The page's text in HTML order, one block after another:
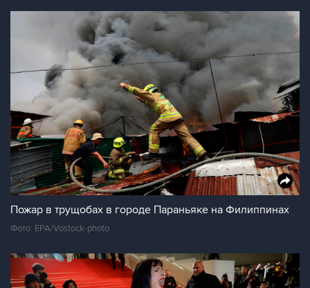
Пожар в трущобах в городе Параньяке на Филиппинах
Фото: EPA/Vostock-photo